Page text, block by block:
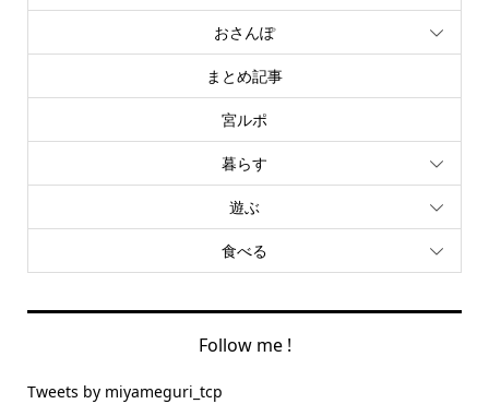
おさんぽ
まとめ記事
宮ルポ
暮らす
遊ぶ
食べる
Follow me !
Tweets by miyameguri_tcp